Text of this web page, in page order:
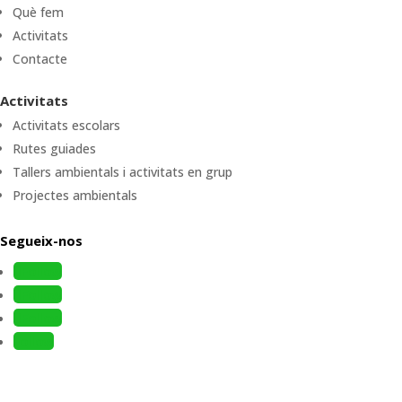
Què fem
Activitats
Contacte
Activitats
Activitats escolars
Rutes guiades
Tallers ambientals i activitats en grup
Projectes ambientals
Segueix-nos
Follow
Follow
Follow
Follow